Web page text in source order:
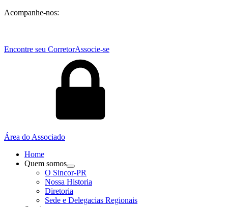
Acompanhe-nos:
Encontre seu CorretorAssocie-se
Área do Associado
Home
Quem somos
O Sincor-PR
Nossa Historia
Diretoria
Sede e Delegacias Regionais